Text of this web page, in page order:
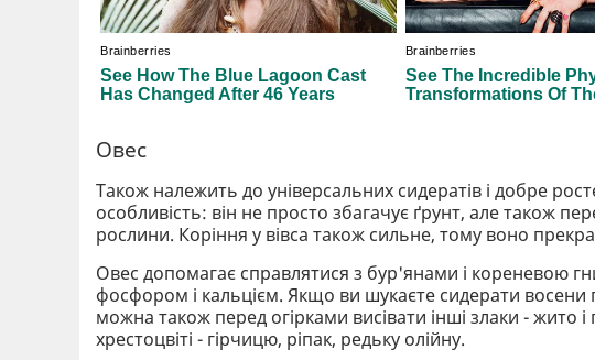
Овес
Також належить до універсальних сидератів і добре
особливість: він не просто збагачує ґрунт, але також
рослини. Коріння у вівса також сильне, тому воно
Овес допомагає справлятися з бур'янами і кореневою
фосфором і кальцієм. Якщо ви шукаєте сидерати восени
можна також перед огірками висівати інші злаки - жито
хрестоцвіті - гірчицю, ріпак, редьку олійну.